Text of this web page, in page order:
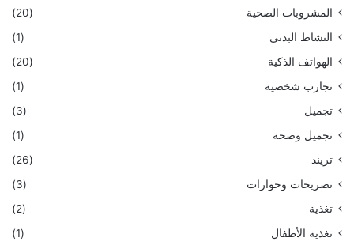
المشروبات الصحية
(20)
النشاط البدني
(1)
الهواتف الذكية
(20)
تجارب شخصية
(1)
تجميل
(3)
تجميل وصحة
(1)
تريند
(26)
تصريحات وحوارات
(3)
تغذية
(2)
تغذية الأطفال
(1)